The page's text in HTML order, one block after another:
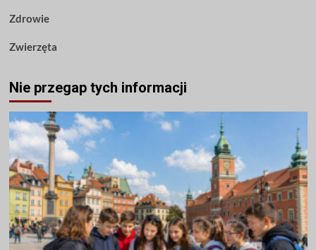
Zdrowie
Zwierzęta
Nie przegap tych informacji